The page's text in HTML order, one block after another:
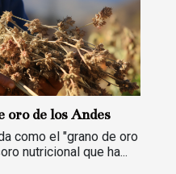
oro de los Andes
como el "grano de oro
nutricional que ha...